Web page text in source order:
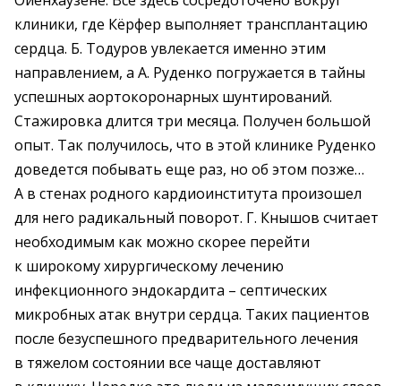
клиники, где Кёрфер выполняет трансплантацию
сердца. Б. Тодуров увлекается именно этим
направлением, а А. Руденко погружается в тайны
успешных аортокоронарных шунтирований.
Стажировка длится три месяца. Получен большой
опыт. Так получилось, что в этой клинике Руденко
доведется побывать еще раз, но об этом позже…
А в стенах родного кардиоинститута произошел
для него радикальный поворот. Г. Кнышов считает
необходимым как можно скорее перейти
к широкому хирургическому лечению
инфекционного эндокардита – септических
микробных атак внутри сердца. Таких пациентов
после безуспешного предварительного лечения
в тяжелом состоянии все чаще доставляют